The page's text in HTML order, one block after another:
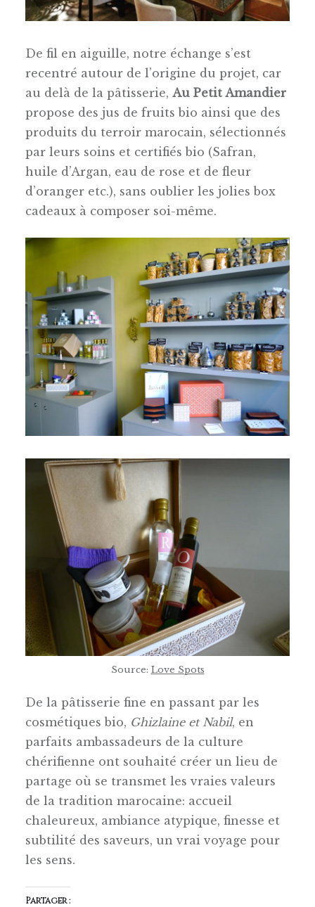
De fil en aiguille, notre échange s’est
recentré autour de l’origine du projet, car
au delà de la pâtisserie, Au Petit Amandier
propose des jus de fruits bio ainsi que des
produits du terroir marocain, sélectionnés
par leurs soins et certifiés bio (Safran,
huile d’Argan, eau de rose et de fleur
d’oranger etc.), sans oublier les jolies box
cadeaux à composer soi-même.
Source: Love Spots
De la pâtisserie fine en passant par les
cosmétiques bio, Ghizlaine et Nabil, en
parfaits ambassadeurs de la culture
chérifienne ont souhaité créer un lieu de
partage où se transmet les vraies valeurs
de la tradition marocaine: accueil
chaleureux, ambiance atypique, finesse et
subtilité des saveurs, un vrai voyage pour
les sens.
Partager :